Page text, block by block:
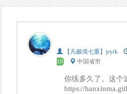
【凡极境七重】jeyrk
10
中国省市
你练多久了。这个
https://